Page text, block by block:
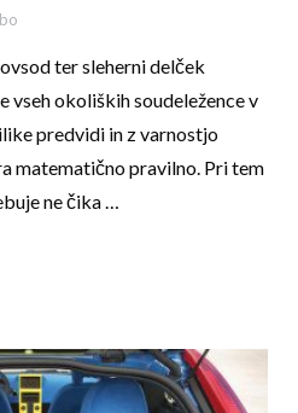
ter sleherni delček
vseh okoliških soudeležence v
predvidi in z varnostjo
matematično pravilno. Pri tem
ne čika …